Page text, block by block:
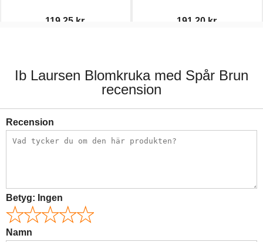
119,25 kr. 191,20 kr.
Ib Laursen Blomkruka med Spår Brun
recension
Recension
Betyg: Ingen
Namn